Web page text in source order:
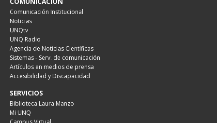
Comunicación Institucional
Noticias
UNQtv
UNQ Radio
Agencia de Noticias Científicas
Sistemas - Serv. de comunicación
Artículos en medios de prensa
Accesibilidad y Discapacidad
SERVICIOS
Biblioteca Laura Manzo
Mi UNQ